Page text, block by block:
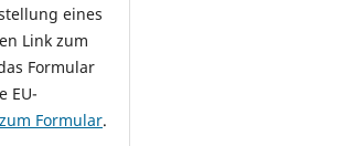
eines
Link zum
Formular
EU-
Formular.